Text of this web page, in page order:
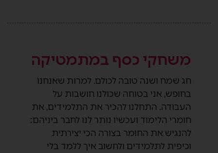
משחקי כסף במתמטיקה
חג שמח ושנה טובה לכולם. למרות שאנחנו
בחופש, אני בטוחה שכולנו חושבות על
העבודה. התחלנו להכיר את התלמידים, את
חומרי הלימוד ועכשיו נותר לנו לחבר ביניהם:
להנגיש את החומר בצורה הכי יצירתית
וכיפית לתלמידים ולחשוב איך ללמד בלי